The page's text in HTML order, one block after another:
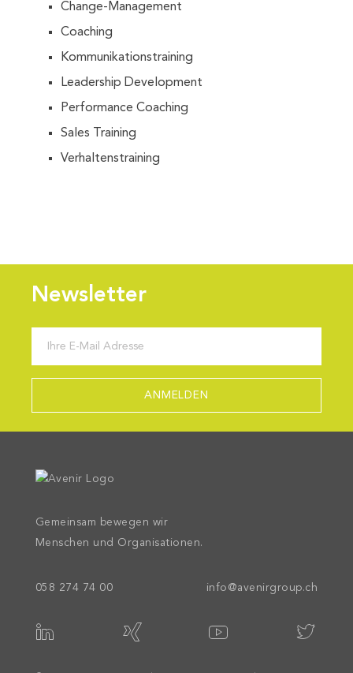
Change-Management
Coaching
Kommunikationstraining
Leadership Development
Performance Coaching
Sales Training
Verhaltenstraining
Newsletter
Gemeinsam bewegen wir
Menschen und Organisationen.
058 274 74 00 info@avenirgroup.ch